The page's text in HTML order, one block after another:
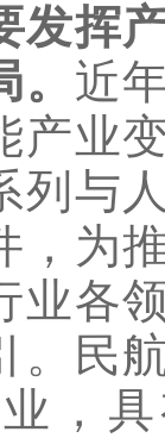
发挥
近
产业
列与
，为
业各
。民
，